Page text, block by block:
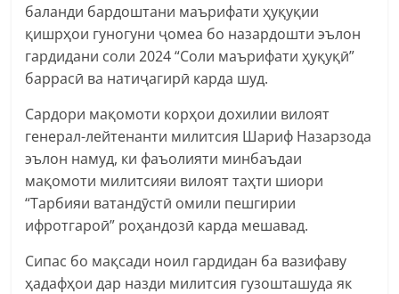
баланди бардоштани маърифати ҳуқуқии
қишрҳои гуногуни ҷомеа бо назардошти эълон
гардидани соли 2024 “Соли маърифати ҳуқуқӣ”
баррасӣ ва натиҷагирӣ карда шуд.
Сардори мақомоти корҳои дохилии вилоят
генерал-лейтенанти милитсия Шариф Назарзода
эълон намуд, ки фаъолияти минбаъдаи
мақомоти милитсияи вилоят таҳти шиори
“Тарбияи ватандӯстӣ омили пешгирии
ифротгароӣ” роҳандозӣ карда мешавад.
Сипас бо мақсади ноил гардидан ба вазифаву
ҳадафҳои дар назди милитсия гузошташуда як